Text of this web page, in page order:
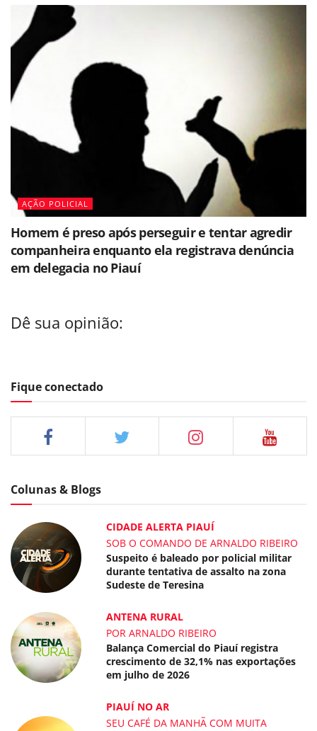
AÇÃO POLICIAL
Homem é preso após perseguir e tentar agredir
companheira enquanto ela registrava denúncia
em delegacia no Piauí
Dê sua opinião:
Fique conectado
Colunas & Blogs
CIDADE ALERTA PIAUÍ
SOB O COMANDO DE ARNALDO RIBEIRO
Suspeito é baleado por policial militar
durante tentativa de assalto na zona
Sudeste de Teresina
ANTENA RURAL
POR ARNALDO RIBEIRO
Balança Comercial do Piauí registra
crescimento de 32,1% nas exportações
em julho de 2026
PIAUÍ NO AR
SEU CAFÉ DA MANHÃ COM MUITA